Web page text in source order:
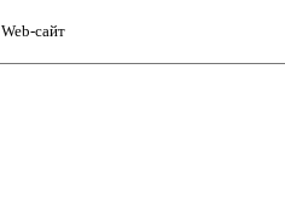
Web-сайт